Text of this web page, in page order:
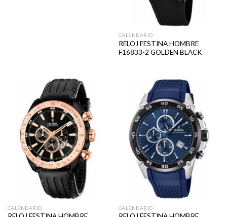
CALENDARIO
RELOJ FESTINA HOMBRE
F16833-2 GOLDEN BLACK
CALENDARIO CALENDARIO